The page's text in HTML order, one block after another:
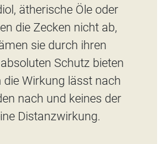
ätherische Öle oder
die Zecken nicht ab,
sie durch ihren
Schutz bieten
die Wirkung lässt nach
nach und keines der
Distanzwirkung.